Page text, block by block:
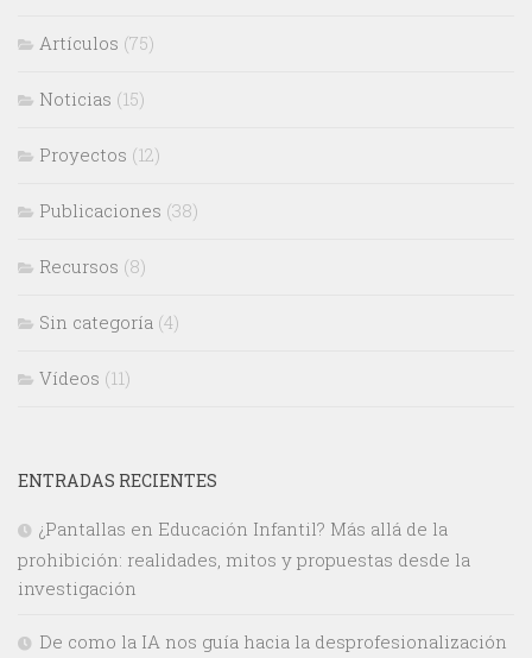
Artículos (75)
Noticias (15)
Proyectos (12)
Publicaciones (38)
Recursos (8)
Sin categoría (4)
Vídeos (11)
ENTRADAS RECIENTES
¿Pantallas en Educación Infantil? Más allá de la
prohibición: realidades, mitos y propuestas desde la
investigación
De como la IA nos guía hacia la desprofesionalización